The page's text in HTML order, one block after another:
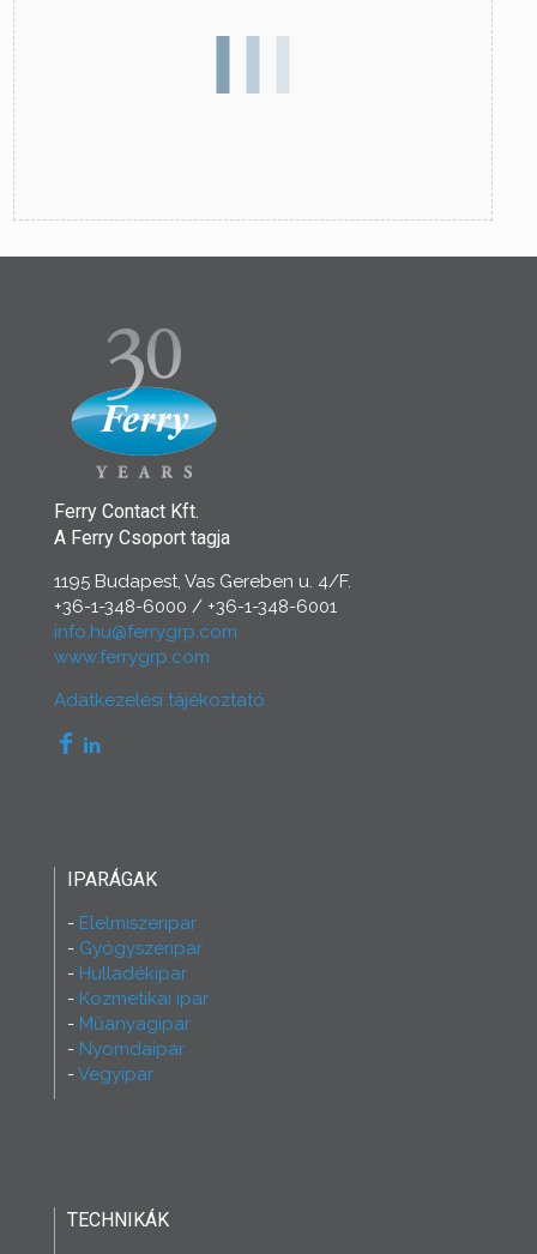
Ferry Contact Kft.
A Ferry Csoport tagja
1195 Budapest, Vas Gereben u. 4/F.
+36-1-348-6000 / +36-1-348-6001
info.hu@ferrygrp.com
www.ferrygrp.com
Adatkezelési tájékoztató
IPARÁGAK
Élelmiszeripar
Gyógyszeripar
Hulladékipar
Kozmetikai ipar
Műanyagipar
Nyomdaipar
Vegyipar
TECHNIKÁK